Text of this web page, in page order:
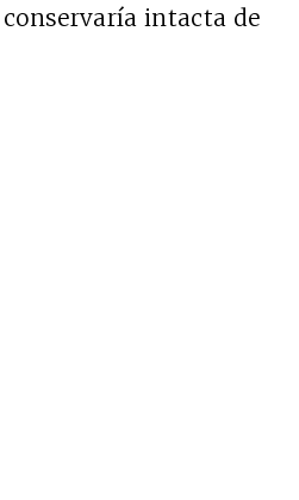
intacta de